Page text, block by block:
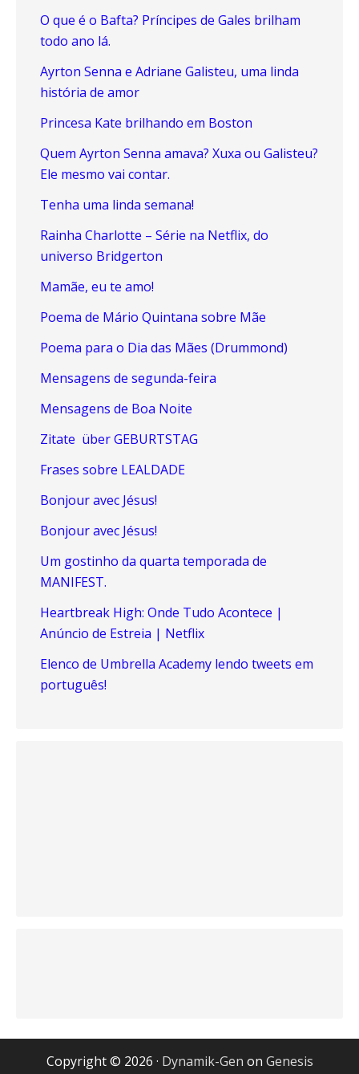
O que é o Bafta? Príncipes de Gales brilham
todo ano lá.
Ayrton Senna e Adriane Galisteu, uma linda
história de amor
Princesa Kate brilhando em Boston
Quem Ayrton Senna amava? Xuxa ou Galisteu?
Ele mesmo vai contar.
Tenha uma linda semana!
Rainha Charlotte – Série na Netflix, do
universo Bridgerton
Mamãe, eu te amo!
Poema de Mário Quintana sobre Mãe
Poema para o Dia das Mães (Drummond)
Mensagens de segunda-feira
Mensagens de Boa Noite
Zitate über GEBURTSTAG
Frases sobre LEALDADE
Bonjour avec Jésus!
Bonjour avec Jésus!
Um gostinho da quarta temporada de
MANIFEST.
Heartbreak High: Onde Tudo Acontece |
Anúncio de Estreia | Netflix
Elenco de Umbrella Academy lendo tweets em
português!
Copyright © 2026 · Dynamik-Gen on Genesis